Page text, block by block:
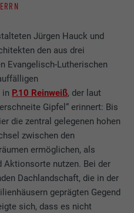
Jürgen Hauck und
den aus drei
Evangelisch-Lutherischen
in P.10 Reinweiß, der laut
Gipfel“ erinnert: Bis
die zentral gelegenen hohen
zwischen den
ermöglichen, als
Aktionsorte nutzen. Bei der
Dachlandschaft, die in der
geprägten Gegend
sich, dass es nicht